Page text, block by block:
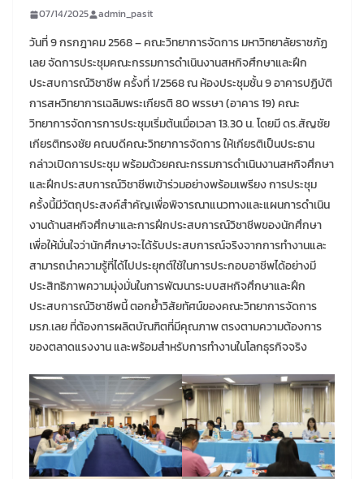
07/14/2025 admin_pasit
วันที่ 9 กรกฎาคม 2568 – คณะวิทยาการจัดการ มหาวิทยาลัยราชภัฏ
เลย จัดการประชุมคณะกรรมการดำเนินงานสหกิจศึกษาและฝึก
ประสบการณ์วิชาชีพ ครั้งที่ 1/2568 ณ ห้องประชุมชั้น 9 อาคารปฏิบัติ
การสหวิทยาการเฉลิมพระเกียรติ 80 พรรษา (อาคาร 19) คณะ
วิทยาการจัดการการประชุมเริ่มต้นเมื่อเวลา 13.30 น. โดยมี ดร.สัญชัย
เกียรติทรงชัย คณบดีคณะวิทยาการจัดการ ให้เกียรติเป็นประธาน
กล่าวเปิดการประชุม พร้อมด้วยคณะกรรมการดำเนินงานสหกิจศึกษา
และฝึกประสบการณ์วิชาชีพเข้าร่วมอย่างพร้อมเพรียง การประชุม
ครั้งนี้มีวัตถุประสงค์สำคัญเพื่อพิจารณาแนวทางและแผนการดำเนิน
งานด้านสหกิจศึกษาและการฝึกประสบการณ์วิชาชีพของนักศึกษา
เพื่อให้มั่นใจว่านักศึกษาจะได้รับประสบการณ์จริงจากการทำงานและ
สามารถนำความรู้ที่ได้ไปประยุกต์ใช้ในการประกอบอาชีพได้อย่างมี
ประสิทธิภาพความมุ่งมั่นในการพัฒนาระบบสหกิจศึกษาและฝึก
ประสบการณ์วิชาชีพนี้ ตอกย้ำวิสัยทัศน์ของคณะวิทยาการจัดการ
มรภ.เลย ที่ต้องการผลิตบัณฑิตที่มีคุณภาพ ตรงตามความต้องการ
ของตลาดแรงงาน และพร้อมสำหรับการทำงานในโลกธุรกิจจริง